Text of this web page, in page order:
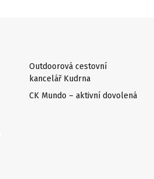
Outdoorová cestovní
kancelář Kudrna
CK Mundo – aktivní dovolená